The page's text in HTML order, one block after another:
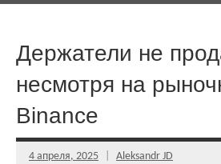
Держатели не
несмотря на
Binance
4 апреля, 2025 Aleksandr JD